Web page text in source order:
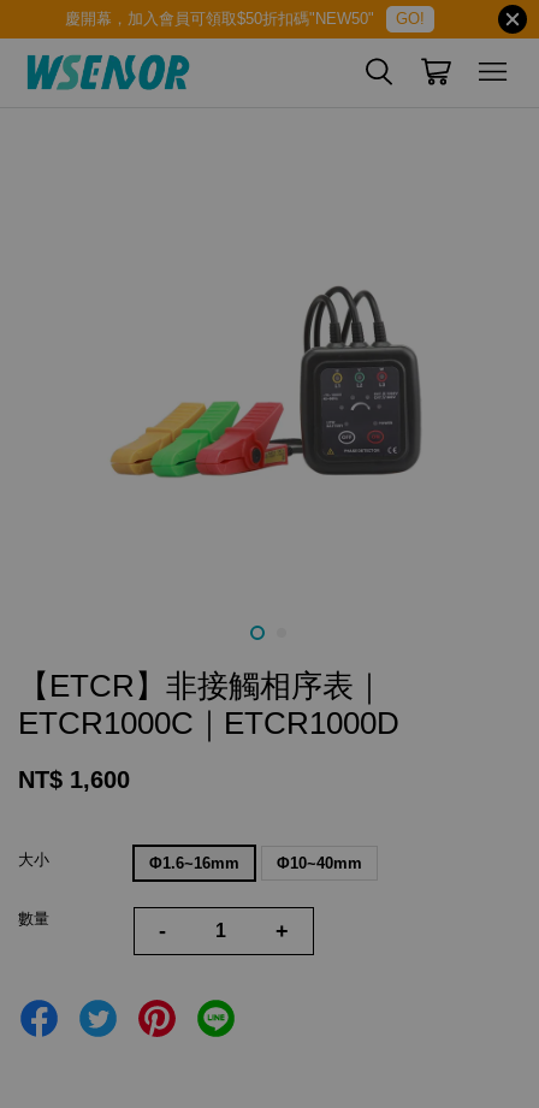
慶開幕，加入會員可領取$50折扣碼"NEW50" GO!
【ETCR】非接觸相序表｜
ETCR1000C｜ETCR1000D
NT$ 1,600
大小 Φ1.6~16mm Φ10~40mm
數量
- +